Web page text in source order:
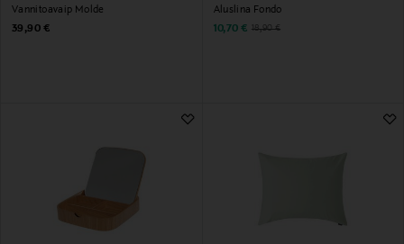
Vannitoavaip Molde
Original Price
39,90 €
Aluslina Fondo
Discounted Price
10,70 € Original Price
18,90 €